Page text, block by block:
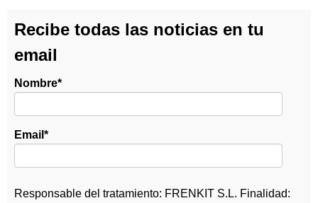
Recibe todas las noticias en tu
email
Nombre*
Email *
Responsable del tratamiento: FRENKIT S.L. Finalidad: